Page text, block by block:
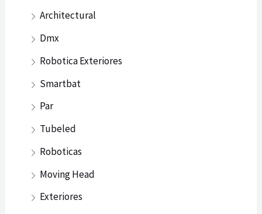
Architectural
Dmx
Robotica Exteriores
Smartbat
Par
Tubeled
Roboticas
Moving Head
Exteriores